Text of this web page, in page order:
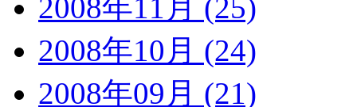
2008年11月 (25)
2008年10月 (24)
2008年09月 (21)